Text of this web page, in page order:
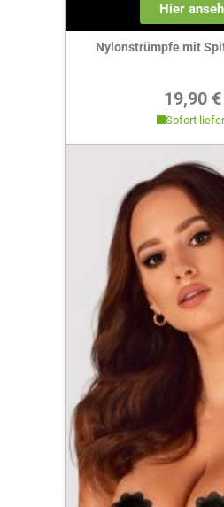
Hier
Nylonstrümpfe mit
19,90
Sofort